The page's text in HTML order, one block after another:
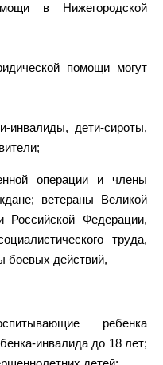
в Нижегородской
помощи могут
инвалиды, дети-сироты,
операции и члены
ветераны Великой
Российской Федерации,
труда,
боевых действий,
ребенка
инвалида до 18 лет;